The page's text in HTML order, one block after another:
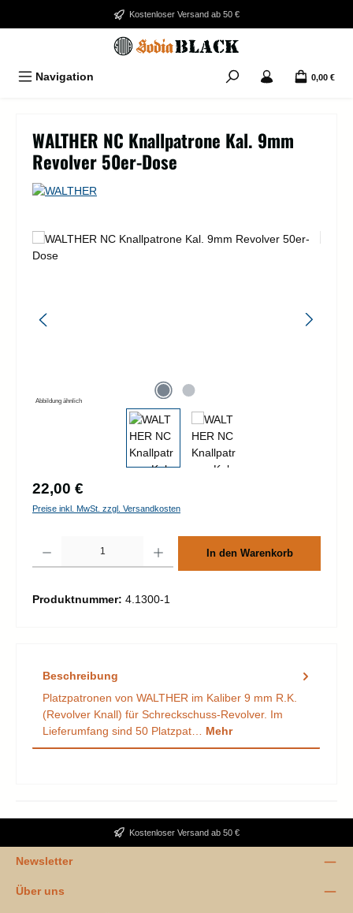
Zum Hauptinhalt springenKostenloser Versand ab 50 €
Navigation 0,00 €
WALTHER NC Knallpatrone Kal. 9mm
Revolver 50er-Dose
Bildergalerie überspringen
Abbildung ähnlich
Regulärer Preis:
22,00 €
Preise inkl. MwSt. zzgl. Versandkosten
In den Warenkorb
Produktnummer: 4.1300-1
Beschreibung
Platzpatronen von WALTHER im Kaliber 9 mm R.K.
(Revolver Knall) für Schreckschuss-Revolver. Im
Lieferumfang sind 50 Platzpat… Mehr
Kostenloser Versand ab 50 €
Newsletter
Über uns